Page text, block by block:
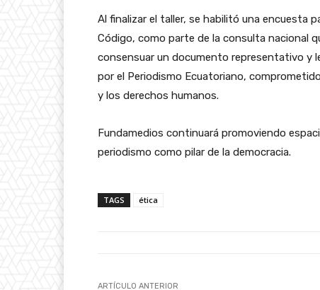
Al finalizar el taller, se habilitó una encuesta
Código, como parte de la consulta nacional
consensuar un documento representativo y
por el Periodismo Ecuatoriano,
y los derechos humanos.
Fundamedios continuará promoviendo
periodismo como pilar de la democracia.
TAGS ética
ARTÍCULO ANTERIOR